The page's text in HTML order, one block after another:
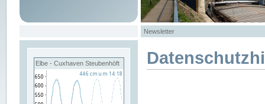
Newsletter
Elbe - Cuxhaven Steubenhöft